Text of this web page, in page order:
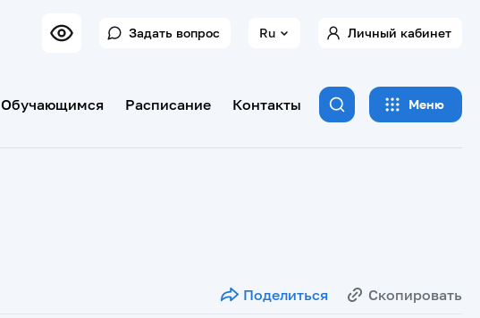
Задать вопрос Ru Личный кабинет
Обучающимся Расписание Контакты Меню
Поделиться Скопировать